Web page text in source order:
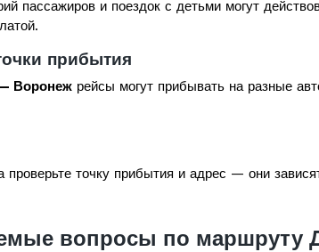
пассажиров и поездок с детьми могут
прибытия
Воронеж рейсы могут прибывать на разные
проверьте точку прибытия и адрес — они
вопросы по маршруту